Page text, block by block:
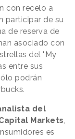
con recelo a
participar de su
de reserva de
asociado con
del "My
entre sus
podrán
del
Markets,
es